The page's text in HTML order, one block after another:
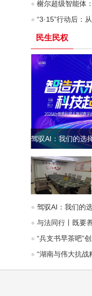
民生民权
“兵支书早茶吧”